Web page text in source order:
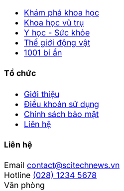
Khám phá khoa học
Khoa học vũ trụ
Y học - Sức khỏe
Thế giới động vật
1001 bí ẩn
Tổ chức
Giới thiệu
Điều khoản sử dụng
Chính sách bảo mật
Liên hệ
Liên hệ
Email contact@scitechnews.vn
Hotline (028) 1234 5678
Văn phòng